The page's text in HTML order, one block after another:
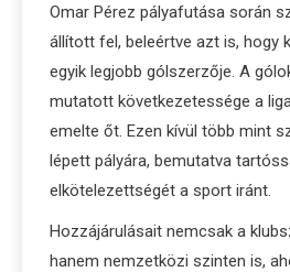
Omar Pérez pályafutása során
állított fel, beleértve azt is, hogy
egyik legjobb gólszerzője. A
mutatott következetessége a
emelte őt. Ezen kívül több mint
lépett pályára, bemutatva
elkötelezettségét a sport iránt.
Hozzájárulásait nemcsak a
hanem nemzetközi szinten is,